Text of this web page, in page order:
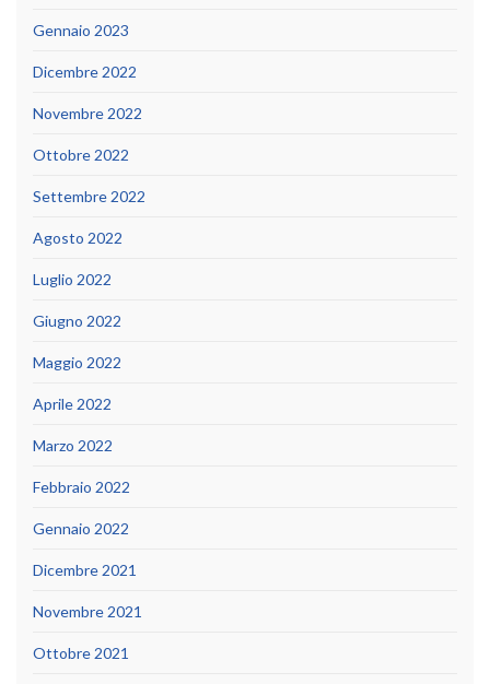
Gennaio 2023
Dicembre 2022
Novembre 2022
Ottobre 2022
Settembre 2022
Agosto 2022
Luglio 2022
Giugno 2022
Maggio 2022
Aprile 2022
Marzo 2022
Febbraio 2022
Gennaio 2022
Dicembre 2021
Novembre 2021
Ottobre 2021